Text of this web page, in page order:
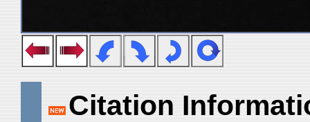
Citation